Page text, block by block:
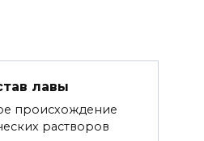
лавы
происхождение
растворов